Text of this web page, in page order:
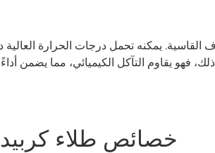
يمكنه تحمل درجات الحرارة العالية
فهو يقاوم التآكل الكيميائي، مما يضمن
خصائص طلاء